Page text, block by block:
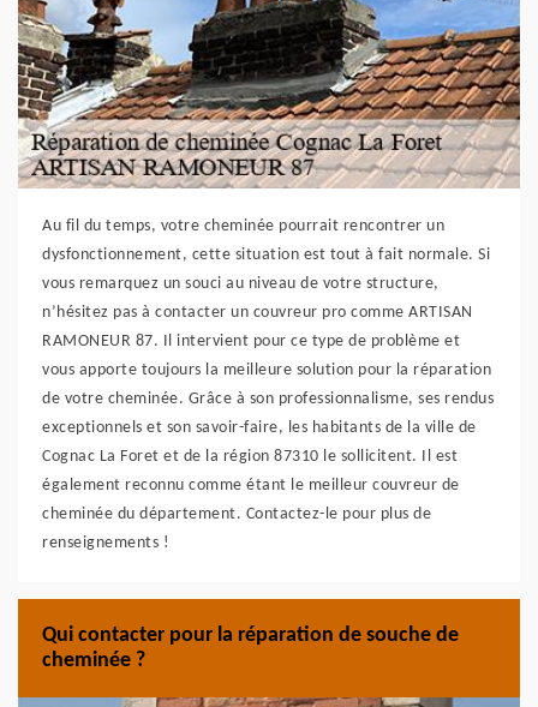
Au fil du temps, votre cheminée pourrait rencontrer un
dysfonctionnement, cette situation est tout à fait normale. Si
vous remarquez un souci au niveau de votre structure,
n’hésitez pas à contacter un couvreur pro comme ARTISAN
RAMONEUR 87. Il intervient pour ce type de problème et
vous apporte toujours la meilleure solution pour la réparation
de votre cheminée. Grâce à son professionnalisme, ses rendus
exceptionnels et son savoir-faire, les habitants de la ville de
Cognac La Foret et de la région 87310 le sollicitent. Il est
également reconnu comme étant le meilleur couvreur de
cheminée du département. Contactez-le pour plus de
renseignements !
Qui contacter pour la réparation de souche de
cheminée ?